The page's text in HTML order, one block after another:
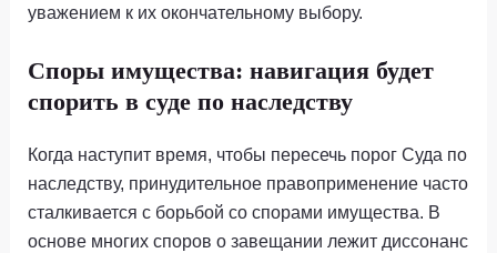
уважением к их окончательному выбору.
Споры имущества: навигация будет
спорить в суде по наследству
Когда наступит время, чтобы пересечь порог Суда по
наследству, принудительное правоприменение часто
сталкивается с борьбой со спорами имущества. В
основе многих споров о завещании лежит диссонанс